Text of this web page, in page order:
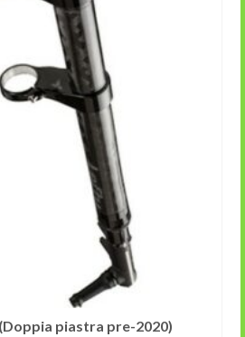
piastra pre-2020)